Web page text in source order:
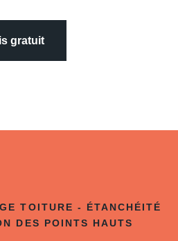
gratuit
TOITURE - ÉTANCHÉITÉ
DES POINTS HAUTS